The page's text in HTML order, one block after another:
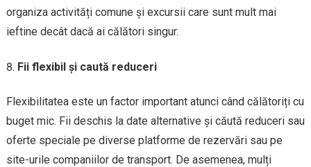
organiza activități comune și excursii care sunt mult mai
ieftine decât dacă ai călători singur.
Fii flexibil și caută reduceri
Flexibilitatea este un factor important atunci când călătoriți cu
buget mic. Fii deschis la date alternative și căută reduceri sau
oferte speciale pe diverse platforme de rezervări sau pe
site-urile companiilor de transport. De asemenea, mulți